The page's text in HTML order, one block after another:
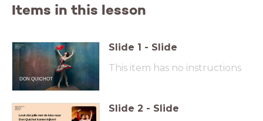
Items in this lesson
DON QUICHOT
Slide 1 - Slide
This item has no instructions
Leuk dat jullie met de klas naar
Don Quichot komen kijken!
Slide 2 - Slide